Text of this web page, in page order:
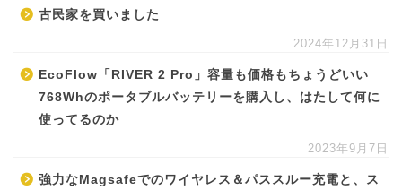
古民家を買いました
2024年12月31日
EcoFlow「RIVER 2 Pro」容量も価格もちょうどいい
768Whのポータブルバッテリーを購入し、はたして何に
使ってるのか
2023年9月7日
強力なMagsafeでのワイヤレス＆パススルー充電と、ス